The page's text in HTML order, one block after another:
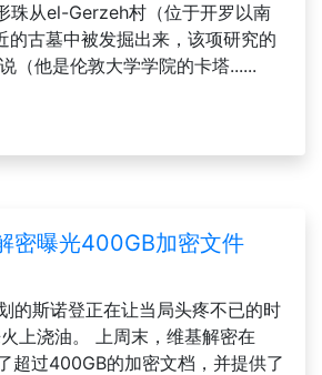
珠从el-Gerzeh村（位于开罗以南
的古墓中被发掘出来，该项研究的
（他是伦敦大学学院的卡塔......
密曝光400GB加密文件
的斯诺登正在让当局头疼不已的时
上浇油。 上周末，维基解密在
超过400GB的加密文档，并提供了